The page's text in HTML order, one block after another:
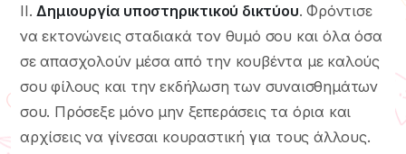
II. Δημιουργία υποστηρικτικού δικτύου. Φρόντισε
να εκτονώνεις σταδιακά τον θυμό σου και όλα όσα
σε απασχολούν μέσα από την κουβέντα με καλούς
σου φίλους και την εκδήλωση των συναισθημάτων
σου. Πρόσεξε μόνο μην ξεπεράσεις τα όρια και
αρχίσεις να γίνεσαι κουραστική για τους άλλους.